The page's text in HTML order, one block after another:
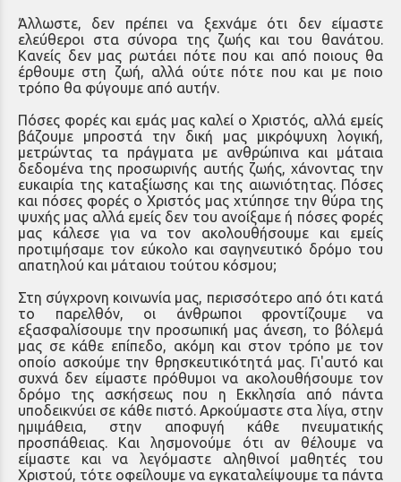
Άλλωστε, δεν πρέπει να ξεχνάμε ότι δεν είμαστε
ελεύθεροι στα σύνορα της ζωής και του θανάτου.
Κανείς δεν μας ρωτάει πότε που και από ποιους θα
έρθουμε στη ζωή, αλλά ούτε πότε που και με ποιο
τρόπο θα φύγουμε από αυτήν.
Πόσες φορές και εμάς μας καλεί ο Χριστός, αλλά εμείς
βάζουμε μπροστά την δική μας μικρόψυχη λογική,
μετρώντας τα πράγματα με ανθρώπινα και μάταια
δεδομένα της προσωρινής αυτής ζωής, χάνοντας την
ευκαιρία της καταξίωσης και της αιωνιότητας. Πόσες
και πόσες φορές ο Χριστός μας χτύπησε την θύρα της
ψυχής μας αλλά εμείς δεν του ανοίξαμε ή πόσες φορές
μας κάλεσε για να τον ακολουθήσουμε και εμείς
προτιμήσαμε τον εύκολο και σαγηνευτικό δρόμο του
απατηλού και μάταιου τούτου κόσμου;
Στη σύγχρονη κοινωνία μας, περισσότερο από ότι κατά
το παρελθόν, οι άνθρωποι φροντίζουμε να
εξασφαλίσουμε την προσωπική μας άνεση, το βόλεμά
μας σε κάθε επίπεδο, ακόμη και στον τρόπο με τον
οποίο ασκούμε την θρησκευτικότητά μας. Γι'αυτό και
συχνά δεν είμαστε πρόθυμοι να ακολουθήσουμε τον
δρόμο της ασκήσεως που η Εκκλησία από πάντα
υποδεικνύει σε κάθε πιστό. Αρκούμαστε στα λίγα, στην
ημιμάθεια, στην αποφυγή κάθε πνευματικής
προσπάθειας. Και λησμονούμε ότι αν θέλουμε να
είμαστε και να λεγόμαστε αληθινοί μαθητές του
Χριστού, τότε οφείλουμε να εγκαταλείψουμε τα πάντα